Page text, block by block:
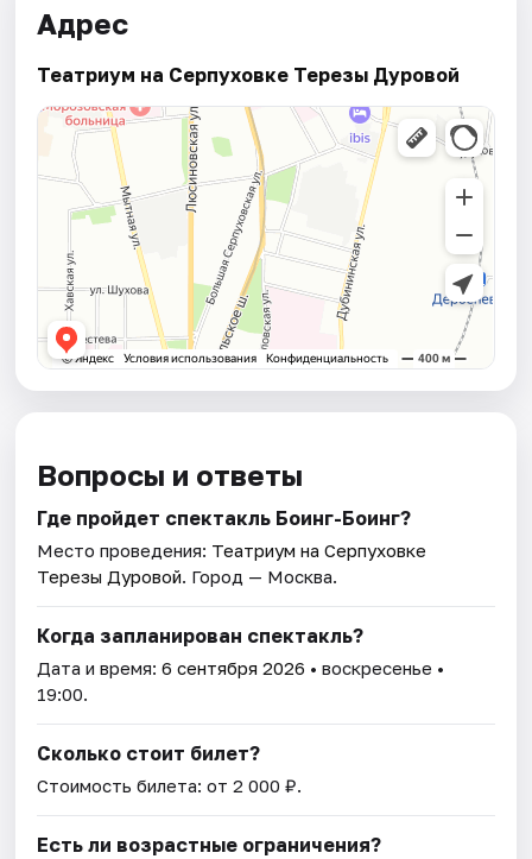
Адрес
Театриум на Серпуховке Терезы Дуровой
Вопросы и ответы
Где пройдет спектакль Боинг-Боинг?
Место проведения: Театриум на Серпуховке
Терезы Дуровой. Город — Москва.
Когда запланирован спектакль?
Дата и время:6 сентября 2026 • воскресенье •
19:00.
Сколько стоит билет?
Стоимость билета: от 2 000 ₽.
Есть ли возрастные ограничения?